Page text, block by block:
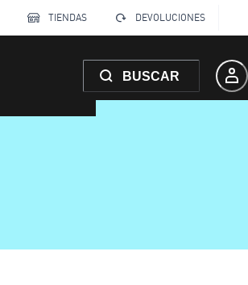
TIENDAS DEVOLUCIONES
BUSCAR